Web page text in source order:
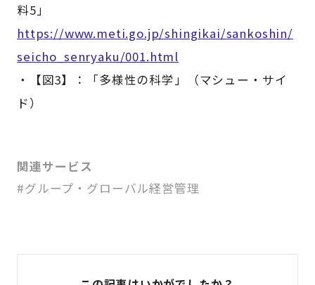
料5」​
https://www.meti.go.jp/shingikai/sankoshin/
seicho_senryaku/001.html
・【図3】：「多様性の科学」（マシュー・サイ
ド）
関連サービス
#グループ・グローバル経営管理